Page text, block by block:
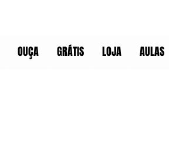
OUÇA GRÁTIS LOJA AULAS